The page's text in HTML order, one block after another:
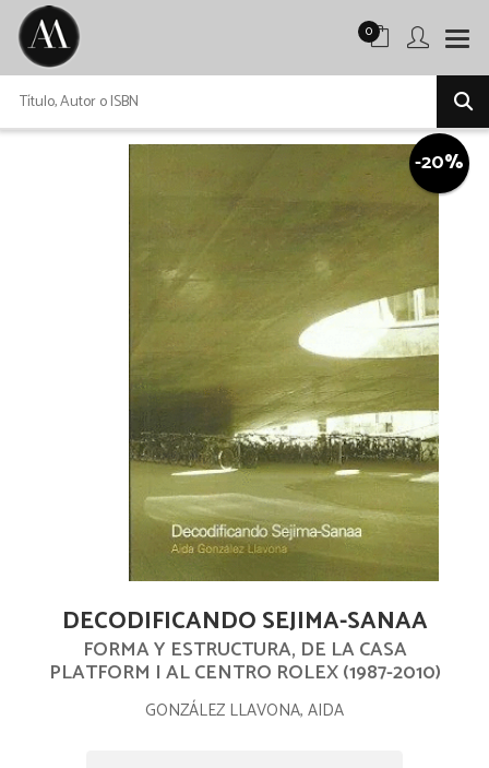
0
-20%
DECODIFICANDO SEJIMA-SANAA
FORMA Y ESTRUCTURA, DE LA CASA
PLATFORM I AL CENTRO ROLEX (1987-2010)
GONZÁLEZ LLAVONA, AIDA